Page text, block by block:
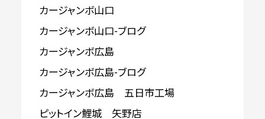
カージャンボ山口
カージャンボ山口-ブログ
カージャンボ広島
カージャンボ広島-ブログ
カージャンボ広島 五日市工場
ピットイン鯉城 矢野店